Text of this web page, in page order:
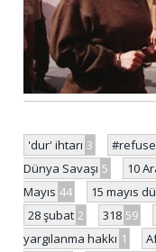
'dur' ihtarı 3
Dünya Savaşı 5 10
Mayıs 44 15 mayıs
28 şubat 2 318 59
yargılanma hakkı 1